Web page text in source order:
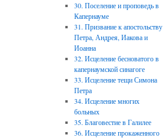
30. Поселение и проповедь в
Капернауме
31. Призвание к апостольству
Петра, Андрея, Иакова и
Иоанна
32. Исцеление бесноватого в
капернаумской синагоге
33. Исцеление тещи Симона
Петра
34. Исцеление многих
больных
35. Благовестие в Галилее
36. Исцеление прокаженного